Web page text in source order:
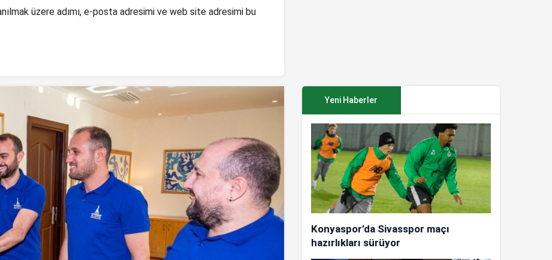
üzere adımı, e-posta adresimi ve web site adresimi bu
Yeni Haberler
Konyaspor’da Sivasspor maçı
hazırlıkları sürüyor